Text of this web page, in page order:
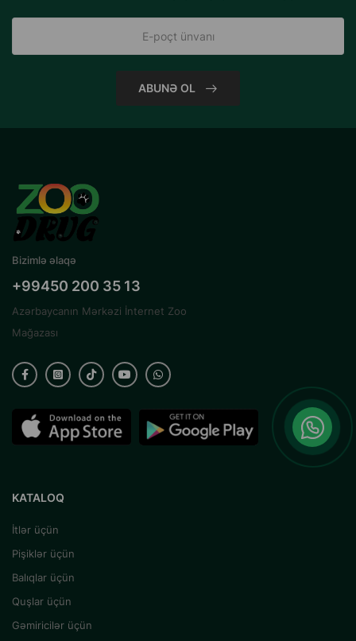
ABUNƏ OL
Bizimlə əlaqə
+99450 200 35 13
Azərbaycanın Mərkəzi İnternet Zoo
Mağazası
KATALOQ
İtlər üçün
Pişiklər üçün
Balıqlar üçün
Quşlar üçün
Gəmiricilər üçün